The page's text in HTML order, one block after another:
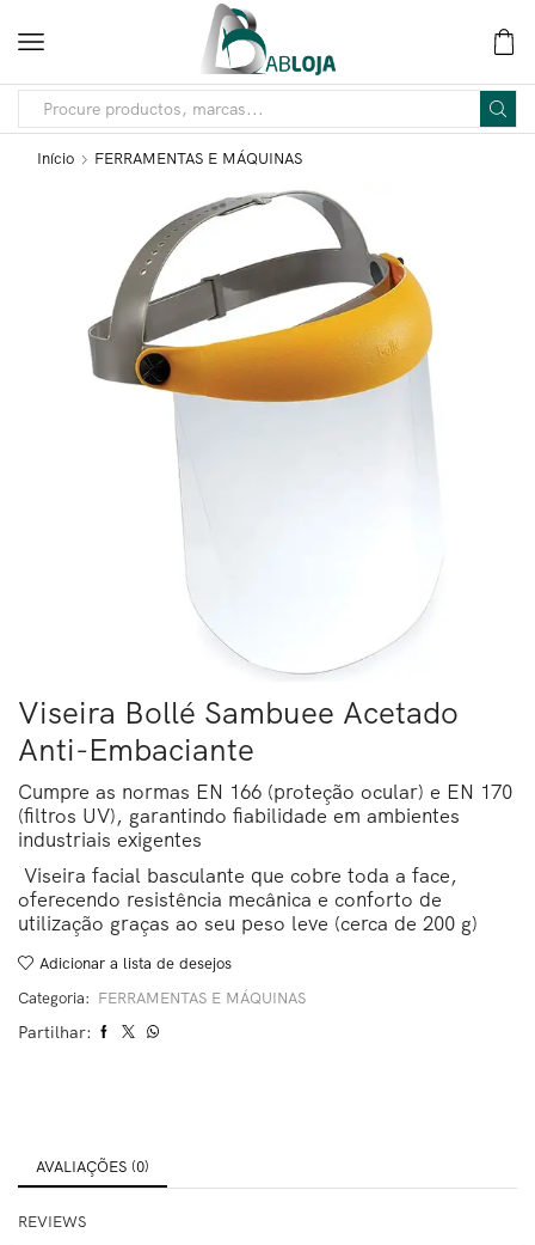
Início FERRAMENTAS E MÁQUINAS
Viseira Bollé Sambuee Acetado
Anti-Embaciante
Cumpre as normas EN 166 (proteção ocular) e EN 170
(filtros UV), garantindo fiabilidade em ambientes
industriais exigentes
Viseira facial basculante que cobre toda a face,
oferecendo resistência mecânica e conforto de
utilização graças ao seu peso leve (cerca de 200 g)
Adicionar a lista de desejos
Categoria: FERRAMENTAS E MÁQUINAS
Partilhar:
AVALIAÇÕES (0)
REVIEWS